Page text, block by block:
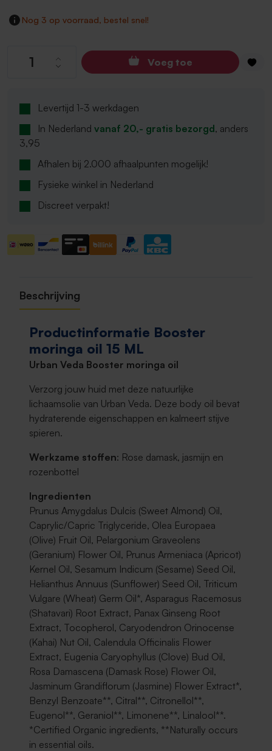
Nog 3 op voorraad, bestel snel!
Producthoeveelheid: Voer de gewenste
Voeg toe
Levertijd 1-3 werkdagen
In Nederland vanaf 20,- gratis bezorgd, anders
3,95
Afhalen bij 2.000 afhaalpunten mogelijk!
Fysieke winkel in Nederland
Discreet verpakt!
Beschrijving
Productinformatie Booster
moringa oil 15 ML
Urban Veda Booster moringa oil
Verzorg jouw huid met deze natuurlijke
lichaamsolie van Urban Veda. Deze body oil bevat
hydraterende eigenschappen en kalmeert stijve
spieren.
Werkzame stoffen: Rose damask, jasmijn en
rozenbottel
Ingredienten
Prunus Amygdalus Dulcis (Sweet Almond) Oil,
Caprylic/Capric Triglyceride, Olea Europaea
(Olive) Fruit Oil, Pelargonium Graveolens
(Geranium) Flower Oil, Prunus Armeniaca (Apricot)
Kernel Oil, Sesamum Indicum (Sesame) Seed Oil,
Helianthus Annuus (Sunflower) Seed Oil, Triticum
Vulgare (Wheat) Germ Oil*, Asparagus Racemosus
(Shatavari) Root Extract, Panax Ginseng Root
Extract, Tocopherol, Caryodendron Orinocense
(Kahai) Nut Oil, Calendula Officinalis Flower
Extract, Eugenia Caryophyllus (Clove) Bud Oil,
Rosa Damascena (Damask Rose) Flower Oil,
Jasminum Grandiflorum (Jasmine) Flower Extract*,
Benzyl Benzoate**, Citral**, Citronellol**,
Eugenol**, Geraniol**, Limonene**, Linalool**.
*Certified Organic ingredients, **Naturally occurs
in essential oils.